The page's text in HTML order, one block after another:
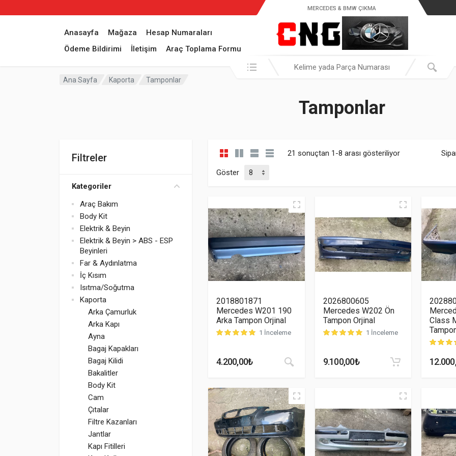
Anasayfa Mağaza
Hesap Numaraları
Ödeme Bildirimi
İletişim Araç Toplama Formu
MERCEDES & BMW ÇIKMA
Araştır:
Ana Sayfa Kaporta Tamponlar
Tamponlar
Filtreler
Kategoriler
Araç Bakım
Body Kit
Elektrik & Beyin
Elektrik & Beyin > ABS - ESP
Beyinleri
Far & Aydınlatma
İç Kısım
Isıtma/Soğutma
Kaporta
Arka Çamurluk
Arka Kapı
Ayna
Bagaj Kapakları
Bagaj Kilidi
Bakalitler
Body Kit
Cam
Çıtalar
Filtre Kazanları
Jantlar
Kapı Fitilleri
21 sonuçtan 1-8 arası gösteriliyor
Göster
2018801871
Mercedes W201 190
Arka Tampon Orjinal
1 İnceleme
4.200,00₺
2026800605
Mercedes W202 Ön
Tampon Orjinal
müşteri puanına dayanarak 5 üzerinden5.00
1 İnceleme
9.100,00₺
Class